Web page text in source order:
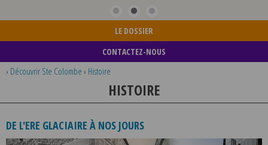
LE DOSSIER
CONTACTEZ-NOUS
› Découvrir Ste Colombe › Histoire
HISTOIRE
DE L'ERE GLACIAIRE À NOS JOURS